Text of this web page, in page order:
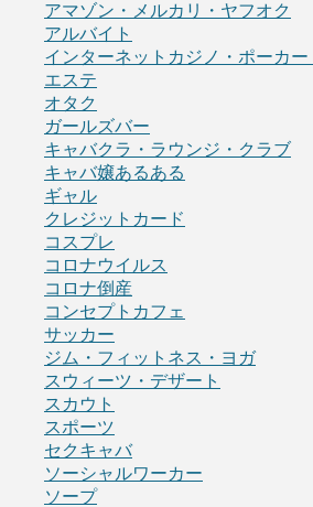
アマゾン・メルカリ・ヤフオク
アルバイト
インターネットカジノ・ポーカー
エステ
オタク
ガールズバー
キャバクラ・ラウンジ・クラブ
キャバ嬢あるある
ギャル
クレジットカード
コスプレ
コロナウイルス
コロナ倒産
コンセプトカフェ
サッカー
ジム・フィットネス・ヨガ
スウィーツ・デザート
スカウト
スポーツ
セクキャバ
ソーシャルワーカー
ソープ